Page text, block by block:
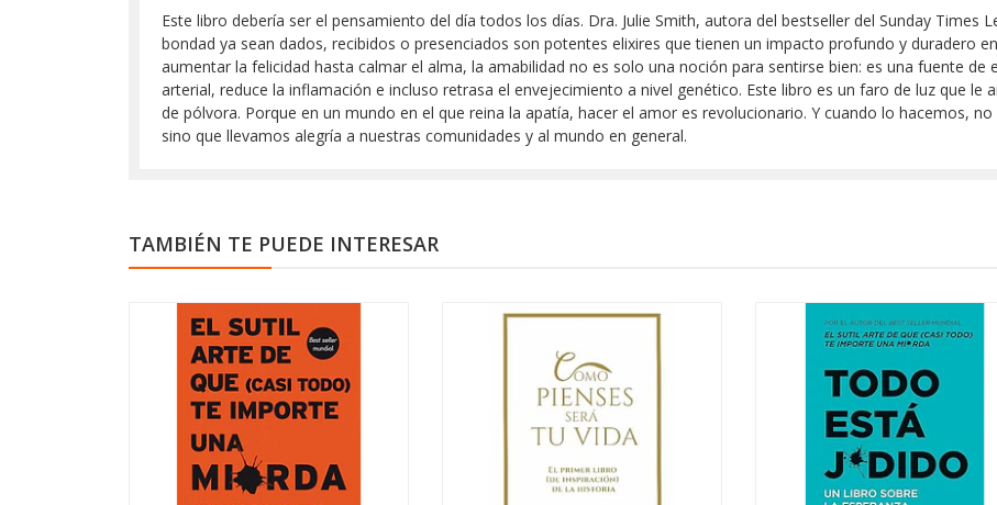
Este libro debería ser el pensamiento del día todos los días. Dra. Julie Smith, autora del bestseller del Sunday Times
bondad ya sean dados, recibidos o presenciados son potentes elixires que tienen un impacto profundo y duradero
aumentar la felicidad hasta calmar el alma, la amabilidad no es solo una noción para sentirse bien: es una fuente de
arterial, reduce la inflamación e incluso retrasa el envejecimiento a nivel genético. Este libro es un faro de luz que le
de pólvora. Porque en un mundo en el que reina la apatía, hacer el amor es revolucionario. Y cuando lo hacemos,
sino que llevamos alegría a nuestras comunidades y al mundo en general.
TAMBIÉN TE PUEDE INTERESAR